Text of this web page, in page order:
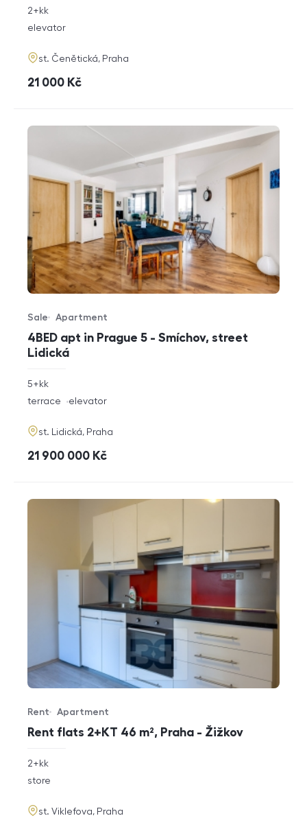
rozměry
disposition
2+kk
funkce
elevator
adresa
st. Čenětická, Praha
cena
21 000 Kč
4BED apt in Prague 5 - Smíchov, street
Lidická
Offer type
Sale
Property type
Apartment
rozměry
5+kk
funkce
terrace elevator
adresa
st. Lidická, Praha
cena
21 900 000 Kč
Rent flats 2+KT 46 m², Praha - Žižkov
Offer type
Rent
Property type
Apartment
rozměry
2+kk
funkce
store
adresa
st. Viklefova, Praha